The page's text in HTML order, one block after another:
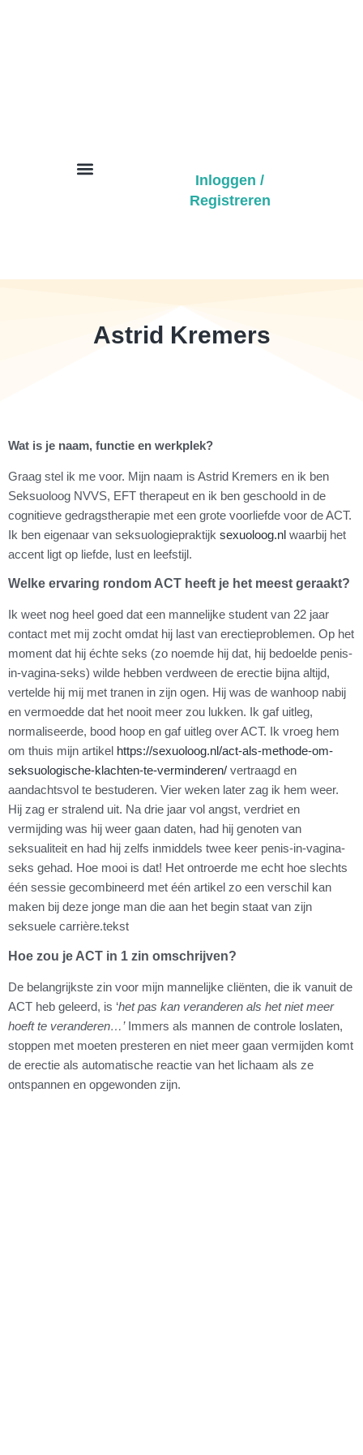
Inloggen /
Registreren
Astrid Kremers
Wat is je naam, functie en werkplek?
Graag stel ik me voor. Mijn naam is Astrid Kremers en ik ben
Seksuoloog NVVS, EFT therapeut en ik ben geschoold in de
cognitieve gedragstherapie met een grote voorliefde voor de ACT.
Ik ben eigenaar van seksuologiepraktijk sexuoloog.nl waarbij het
accent ligt op liefde, lust en leefstijl.
Welke ervaring rondom ACT heeft je het meest geraakt?
Ik weet nog heel goed dat een mannelijke student van 22 jaar
contact met mij zocht omdat hij last van erectieproblemen. Op het
moment dat hij échte seks (zo noemde hij dat, hij bedoelde penis-
in-vagina-seks) wilde hebben verdween de erectie bijna altijd,
vertelde hij mij met tranen in zijn ogen. Hij was de wanhoop nabij
en vermoedde dat het nooit meer zou lukken. Ik gaf uitleg,
normaliseerde, bood hoop en gaf uitleg over ACT. Ik vroeg hem
om thuis mijn artikel https://sexuoloog.nl/act-als-methode-om-
seksuologische-klachten-te-verminderen/ vertraagd en
aandachtsvol te bestuderen. Vier weken later zag ik hem weer.
Hij zag er stralend uit. Na drie jaar vol angst, verdriet en
vermijding was hij weer gaan daten, had hij genoten van
seksualiteit en had hij zelfs inmiddels twee keer penis-in-vagina-
seks gehad. Hoe mooi is dat! Het ontroerde me echt hoe slechts
één sessie gecombineerd met één artikel zo een verschil kan
maken bij deze jonge man die aan het begin staat van zijn
seksuele carrière.tekst
Hoe zou je ACT in 1 zin omschrijven?
De belangrijkste zin voor mijn mannelijke cliënten, die ik vanuit de
ACT heb geleerd, is ‘het pas kan veranderen als het niet meer
hoeft te veranderen…’Immers als mannen de controle loslaten,
stoppen met moeten presteren en niet meer gaan vermijden komt
de erectie als automatische reactie van het lichaam als ze
ontspannen en opgewonden zijn.